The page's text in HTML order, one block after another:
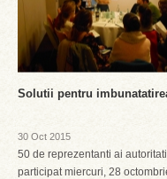
Solutii pentru
30 Oct 2015
50 de reprezentanti ai
participat miercuri, 28